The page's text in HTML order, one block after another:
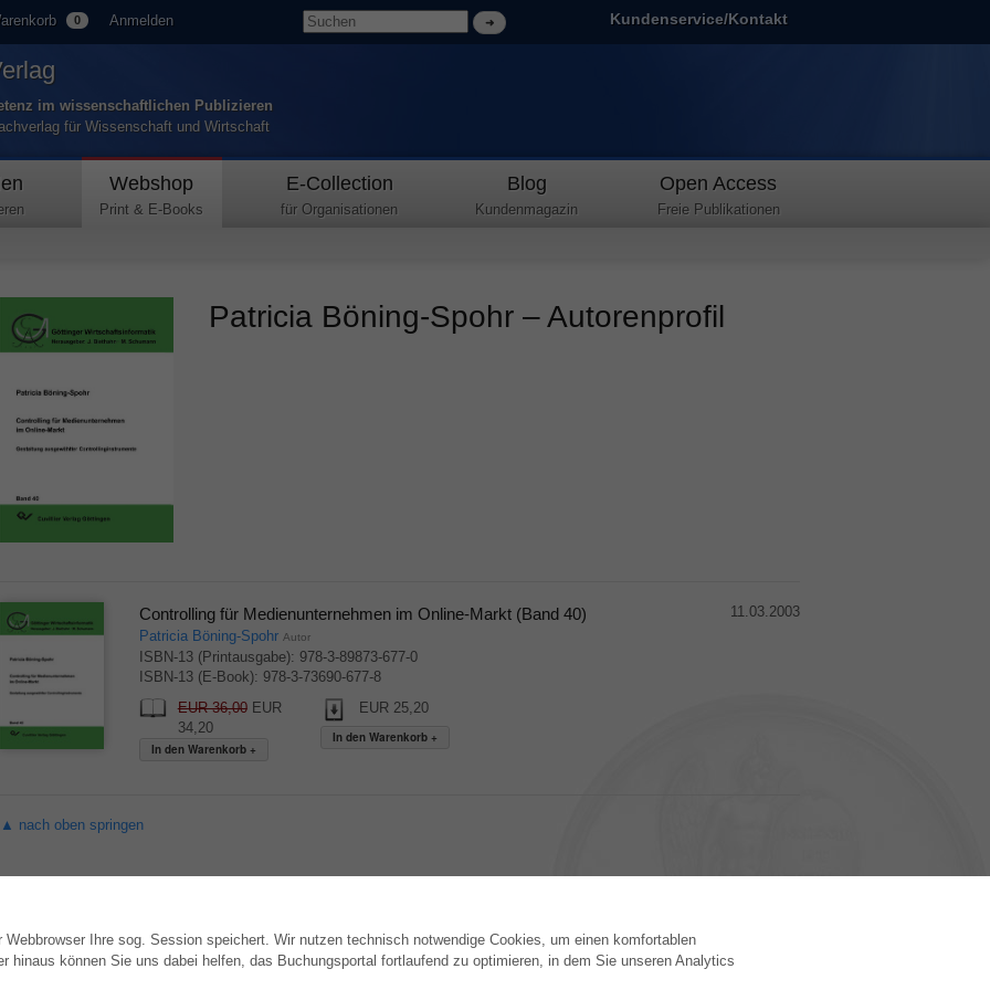
Ihre sog. Session speichert. Wir nutzen technisch notwendige Cookies, um einen komfortablen
hinaus können Sie uns dabei helfen, das Buchungsportal fortlaufend zu optimieren, in dem Sie unseren Analytics
0 Anmelden Kundenservice/Kontakt
im wissenschaftlichen Publizieren
für Wissenschaft und Wirtschaft
Webshop
Print & E-Books
E-Collection
für Organisationen
Blog
Kundenmagazin
Open Access
Freie Publikationen
Patricia Böning-Spohr – Autorenprofil
Controlling für Medienunternehmen im Online-Markt (Band 40)
Patricia Böning-Spohr Autor
ISBN-13 (Printausgabe): 978-3-89873-677-0
ISBN-13 (E-Book): 978-3-73690-677-8
EUR 36,00EUR
34,20
EUR 25,20
11.03.2003
▲ nach oben springen
WEBSHOP AUTOR WERDEN VERLAG